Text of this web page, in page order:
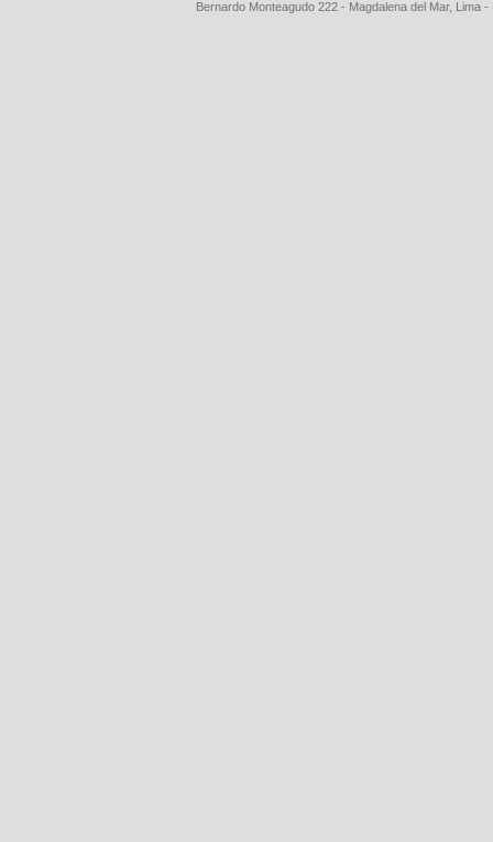
Bernardo Monteagudo 222 - Magdalena del Mar, Lima